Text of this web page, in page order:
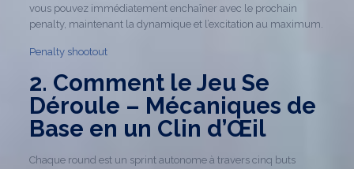
vous pouvez immédiatement enchaîner avec le prochain
penalty, maintenant la dynamique et l’excitation au maximum.
Penalty shootout
2. Comment le Jeu Se
Déroule – Mécaniques de
Base en un Clin d’Œil
Chaque round est un sprint autonome à travers cinq buts